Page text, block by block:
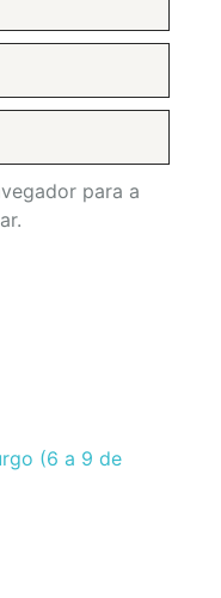
para a
(6 a 9 de